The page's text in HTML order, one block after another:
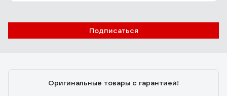
Подписаться
Оригинальные товары с гарантией!